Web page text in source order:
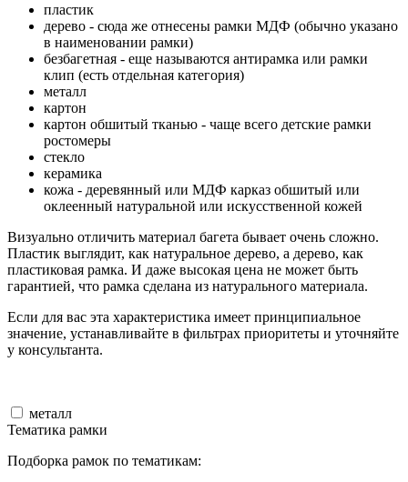
пластик
дерево - сюда же отнесены рамки МДФ (обычно указано
в наименовании рамки)
безбагетная - еще называются антирамка или рамки
клип (есть отдельная категория)
металл
картон
картон обшитый тканью - чаще всего детские рамки
ростомеры
стекло
керамика
кожа - деревянный или МДФ карказ обшитый или
оклеенный натуральной или искусственной кожей
Визуально отличить материал багета бывает очень сложно.
Пластик выглядит, как натуральное дерево, а дерево, как
пластиковая рамка. И даже высокая цена не может быть
гарантией, что рамка сделана из натурального материала.
Если для вас эта характеристика имеет принципиальное
значение, устанавливайте в фильтрах приоритеты и уточняйте
у консультанта.
металл
Тематика рамки
Подборка рамок по тематикам: